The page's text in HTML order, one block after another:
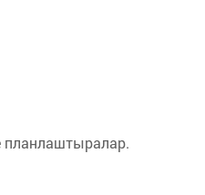
планлаштыралар.